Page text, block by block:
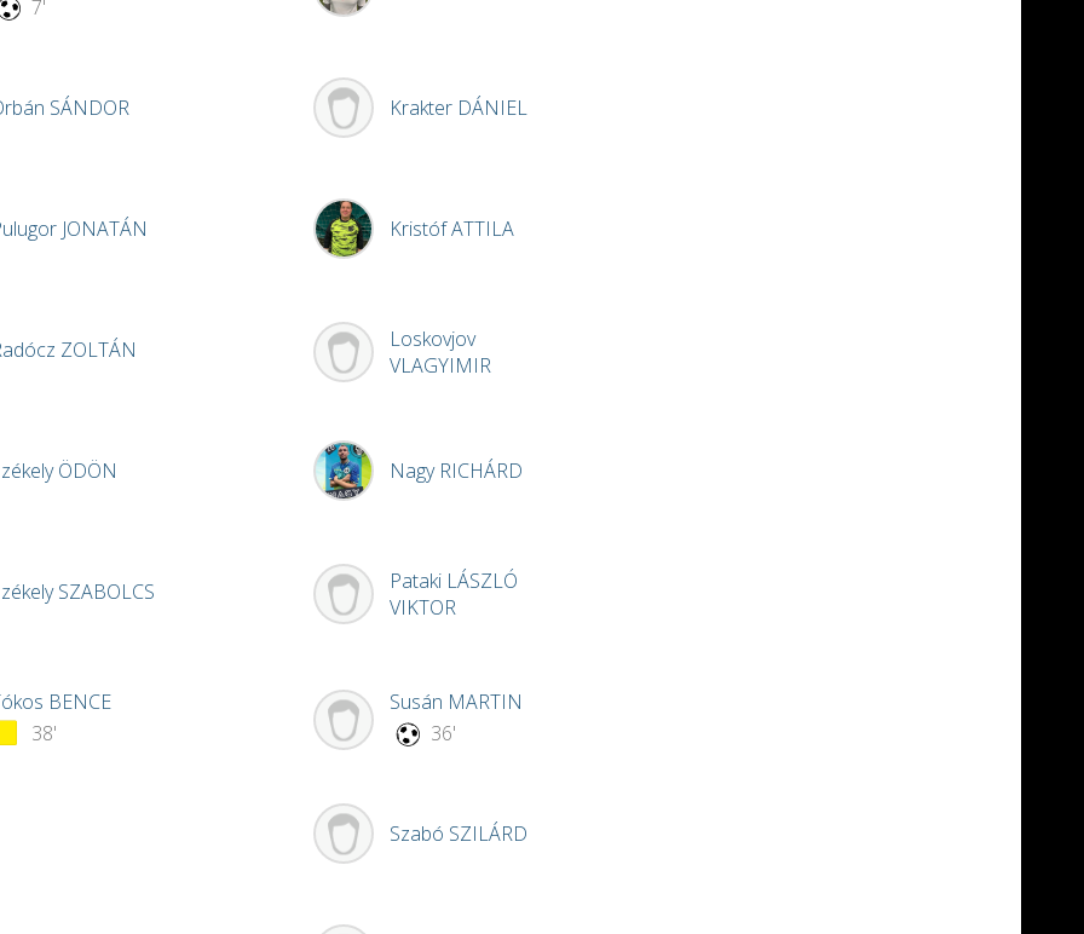
7'
SÁNDOR
JONATÁN
ZOLTÁN
ÖDÖN
SZABOLCS
BENCE
38'
Krakter DÁNIEL
KristófATTILA
Loskovjov
VLAGYIMIR
Nagy RICHÁRD
Pataki LÁSZLÓ
VIKTOR
Susán MARTIN
36'
Szabó SZILÁRD